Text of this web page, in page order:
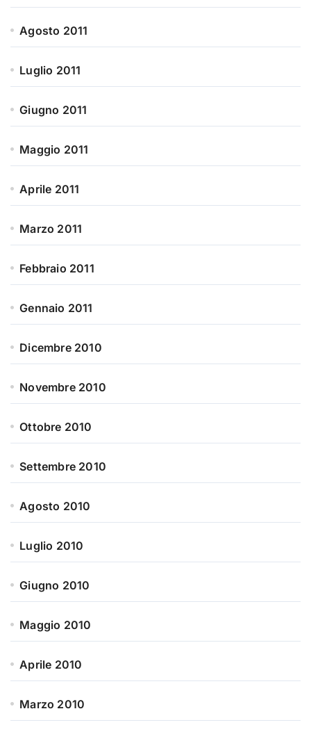
Agosto 2011
Luglio 2011
Giugno 2011
Maggio 2011
Aprile 2011
Marzo 2011
Febbraio 2011
Gennaio 2011
Dicembre 2010
Novembre 2010
Ottobre 2010
Settembre 2010
Agosto 2010
Luglio 2010
Giugno 2010
Maggio 2010
Aprile 2010
Marzo 2010